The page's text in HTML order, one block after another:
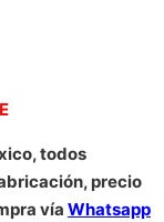
todos
precio
vía Whatsapp